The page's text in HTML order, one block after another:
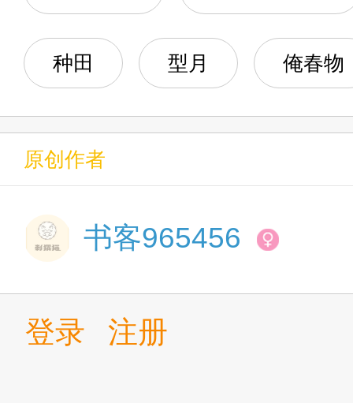
种田 型月 俺春物
原创作者
书客965456
登录 注册